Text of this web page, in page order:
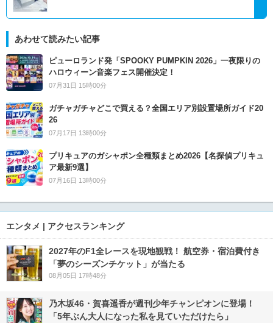
あわせて読みたい記事
ピューロランド発「SPOOKY PUMPKIN 2026」一夜限りの
ハロウィーン音楽フェス開催決定！
07月31日 15時00分
ガチャガチャどこで買える？全国エリア別設置場所ガイド20
26
07月17日 13時00分
プリキュアのガシャポン全種類まとめ2026【名探偵プリキュ
ア最新9選】
07月16日 13時00分
エンタメ | アクセスランキング
2027年のF1全レースを現地観戦！ 航空券・宿泊費付き
「夢のシーズンチケット」が当たる
08月05日 17時48分
乃木坂46・賀喜遥香が週刊少年チャンピオンに登場！
「5年ぶん大人になった私を見ていただけたら」